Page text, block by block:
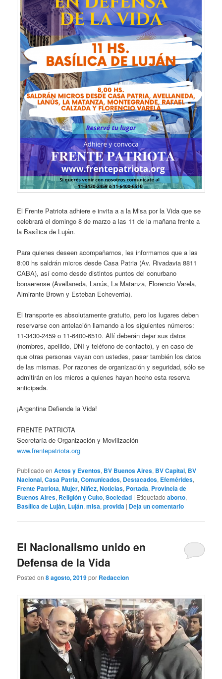
El Frente Patriota adhiere e invita a a la Misa por la Vida que se
celebrará el domingo 8 de marzo a las 11 de la mañana frente a
la Basílica de Luján.
Para quienes deseen acompañarnos, les informamos que a las
8:00 hs saldrán micros desde Casa Patria (Av. Rivadavia 8811
CABA), así como desde distintos puntos del conurbano
bonaerense (Avellaneda, Lanús, La Matanza, Florencio Varela,
Almirante Brown y Esteban Echeverría).
El transporte es absolutamente gratuito, pero los lugares deben
reservarse con antelación llamando a los siguientes números:
11-3430-2459 o 11-6400-6510. Allí deberán dejar sus datos
(nombres, apellido, DNI y teléfono de contacto), y en caso de
que otras personas vayan con ustedes, pasar también los datos
de las mismas. Por razones de organización y seguridad, sólo se
admitirán en los micros a quienes hayan hecho esta reserva
anticipada.
¡Argentina Defiende la Vida!
FRENTE PATRIOTA
Secretaría de Organización y Movilización
www.frentepatriota.org
Publicado en Actos y Eventos, BV Buenos Aires, BV Capital, BV
Nacional,Casa Patria,Comunicados, Destacados, Efemérides,
Frente Patriota,Mujer,Niñez,Noticias, Portada, Provincia de
Buenos Aires, Religión y Culto,Sociedad | Etiquetado aborto,
Basílica de Luján, Luján,misa,provida | Deja un comentario
El Nacionalismo unido en
Defensa de la Vida
Posted on8 agosto, 2019por Redaccion